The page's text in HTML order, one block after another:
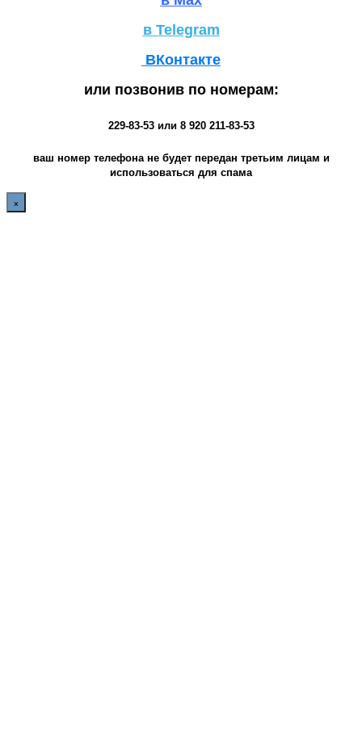
в Telegram
ВКонтакте
или позвонив по номерам:
229-83-53 или8 920 211-83-53
ваш номер телефона не будет передан третьим лицам и
использоваться для спама
×